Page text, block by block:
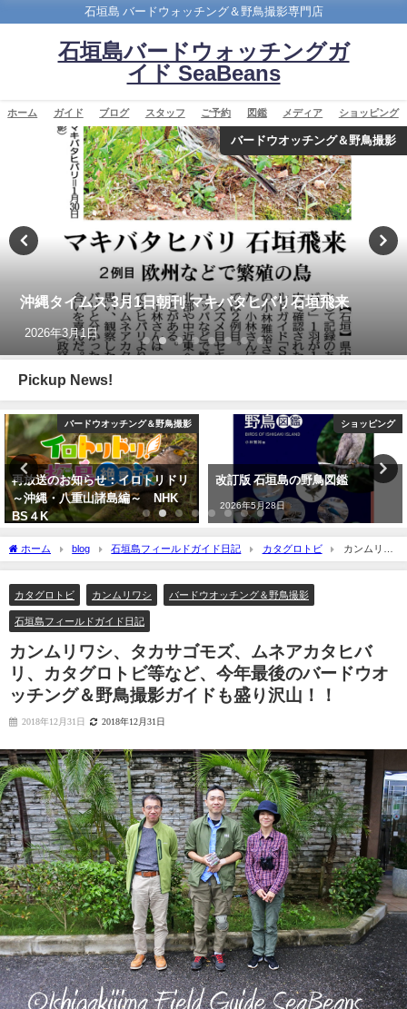
石垣島 バードウォッチング＆野鳥撮影専門店
石垣島バードウォッチングガ
イド SeaBeans
ホーム ガイド ブログ スタッフ ご予約 図鑑 メディア ショッピング
ショッピング
改訂版 石垣島の野鳥図鑑
2026年5月28日
Pickup News!
ショッピング
改訂版 石垣島の野鳥図鑑
2026年5月28日
バードウオッチング＆野鳥撮影
沖縄タイムス3月24日朝刊掲載
「石垣に迷鳥確認 ３例目 ノド
アカツグミ」
ホーム blog 石垣島フィールドガイド日記 カタグロトビ
カンムリワ
シ、タカサゴモズ、ムネアカタヒバリ、カタグロトビ等など、今年最後のバードウオ
カタグロトビ
カンムリワシ バードウオッチング＆野鳥撮影
石垣島フィールドガイド日記
カンムリワシ、タカサゴモズ、ムネアカタヒバ
リ、カタグロトビ等など、今年最後のバードウオ
ッチング＆野鳥撮影ガイドも盛り沢山！！
2018年12月31日 2018年12月31日